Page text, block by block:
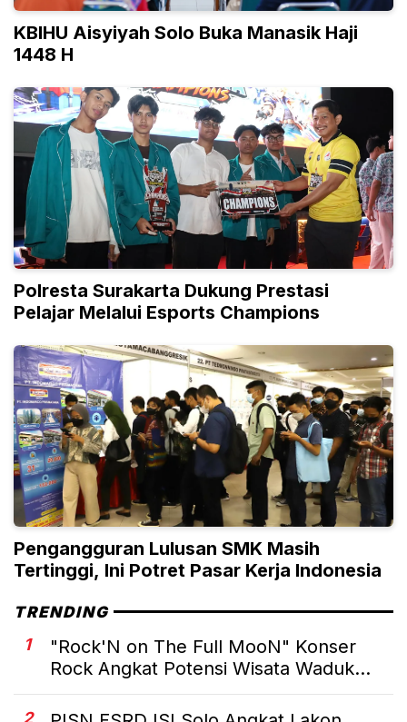
KBIHU Aisyiyah Solo Buka Manasik Haji
1448 H
Polresta Surakarta Dukung Prestasi
Pelajar Melalui Esports Champions
Pengangguran Lulusan SMK Masih
Tertinggi, Ini Potret Pasar Kerja Indonesia
TRENDING
1
"Rock'N on The Full MooN" Konser
Rock Angkat Potensi Wisata Waduk...
2